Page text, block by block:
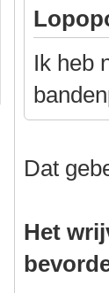
Ik heb
Dat
Het